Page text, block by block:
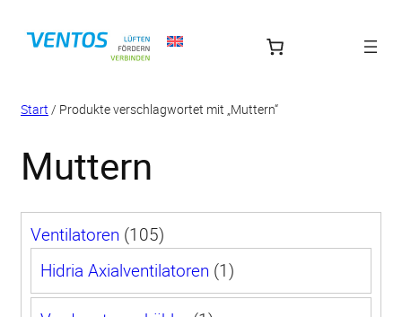
Inhalt
Start / Produkte verschlagwortet mit „Muttern“
Muttern
Ventilatoren 105105
Produkte
Hidria Axialventilatoren 11
Produkt